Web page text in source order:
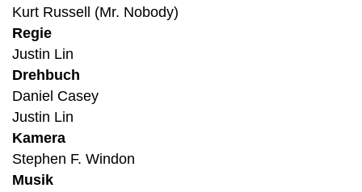
Kurt Russell (Mr. Nobody)
Regie
Justin Lin
Drehbuch
Daniel Casey
Justin Lin
Kamera
Stephen F. Windon
Musik